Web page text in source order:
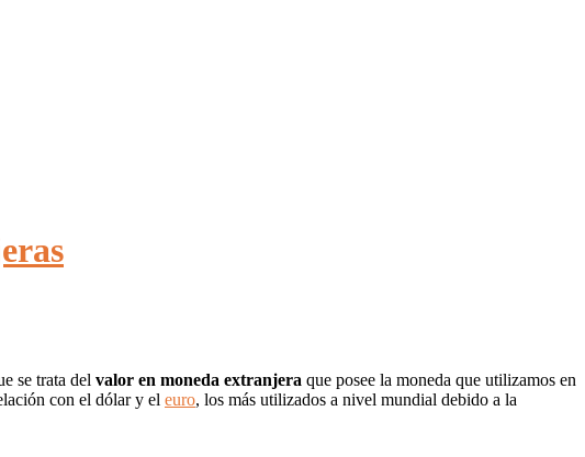
se trata del valor en moneda extranjera que posee la moneda que utilizamos en
con el dólar y el euro, los más utilizados a nivel mundial debido a la